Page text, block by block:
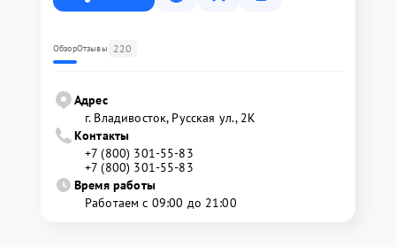
ОбзорОтзывы 220
Адрес
г. Владивосток, Русская ул., 2К
Контакты
+7 (800) 301-55-83
+7 (800) 301-55-83
Время работы
Работаем с 09:00 до 21:00